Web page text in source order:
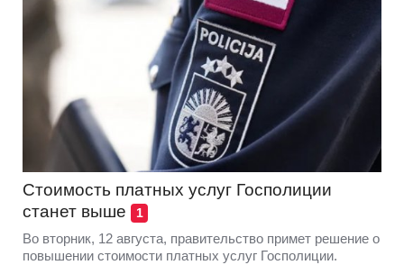
Стоимость платных услуг Госполиции
станет выше
1
Во вторник, 12 августа, правительство примет решение о
повышении стоимости платных услуг Госполиции.